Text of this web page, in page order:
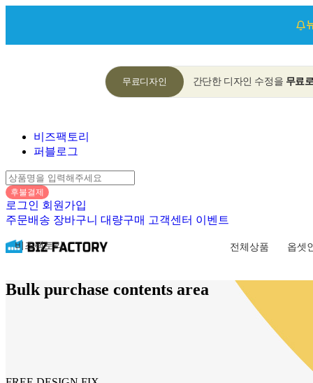
무료디자인 간단한 디자인 수정을 무료
비즈팩토리
퍼블로그
후불결제
로그인 회원가입
주문배송 장바구니 대량구매 고객센터 이벤트
비즈팩토리 전체상품 옵셋
Bulk purchase contents area